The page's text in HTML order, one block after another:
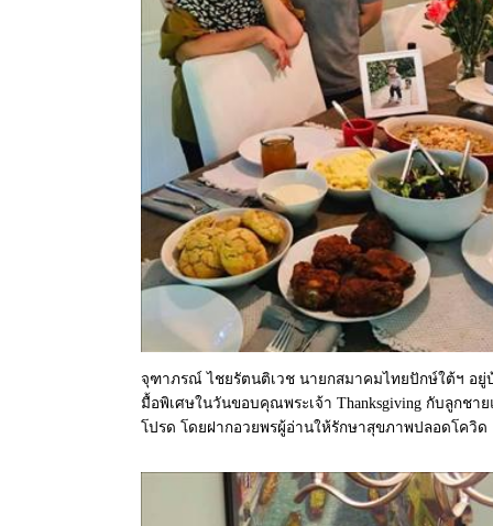
จุฑาภรณ์ ไชยรัตนติเวช นายกสมาคมไทยปักษ์ใต้ฯ อยู่
มื้อพิเศษในวันขอบคุณพระเจ้า Thanksgiving กับลูกชา
โปรด โดยฝากอวยพรผู้อ่านให้รักษาสุขภาพปลอดโควิด